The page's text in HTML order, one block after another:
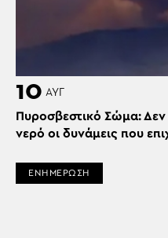
10 ΑΥΓ
Πυροσβεστικό Σώμα:
νερό οι δυνάμεις που
ΕΝΗΜΕΡΩΣΗ